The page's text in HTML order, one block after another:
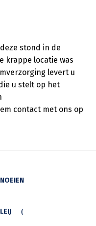
stond in de
krappe locatie was
levert u
u stelt op het
contact met ons op